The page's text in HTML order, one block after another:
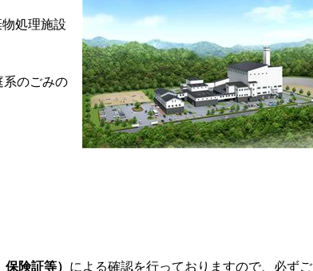
理施設
系のごみの
険証等） による確認を行っておりますので、必ずご